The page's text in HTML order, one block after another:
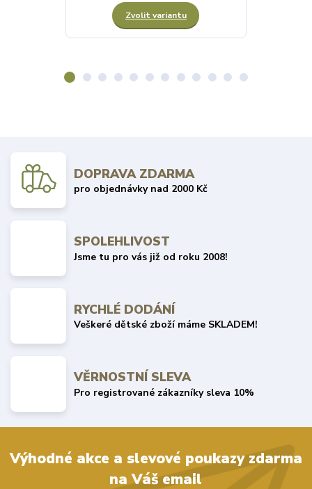
Zvolit variantu
DOPRAVA ZDARMA
pro objednávky nad 2000 Kč
SPOLEHLIVOST
Jsme tu pro vás již od roku 2008!
RYCHLÉ DODÁNÍ
Veškeré dětské zboží máme SKLADEM!
VĚRNOSTNÍ SLEVA
Pro registrované zákazníky sleva 10%
Výhodné akce a slevové poukazy zdarma
na Váš email